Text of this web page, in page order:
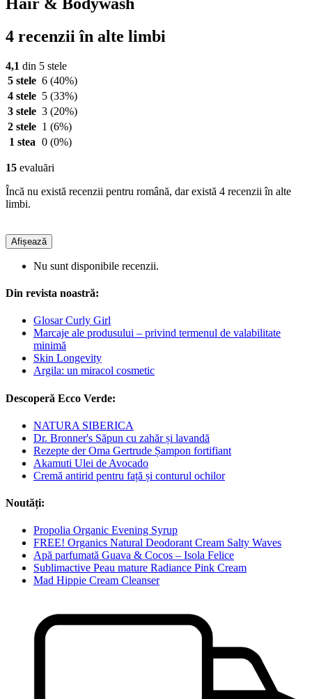
4 recenzii în alte limbi
4,1 din 5 stele
5 stele 6 (40%)
4 stele 5 (33%)
3 stele 3 (20%)
2 stele 1 (6%)
1 stea 0 (0%)
15 evaluări
Încă nu există recenzii pentru română, dar există 4 recenzii în alte
limbi.
Afișează
Nu sunt disponibile recenzii.
Din revista noastră:
Glosar Curly Girl
Marcaje ale produsului – privind termenul de valabilitate
minimă
Skin Longevity
Argila: un miracol cosmetic
Descoperă Ecco Verde:
NATURA SIBERICA
Dr. Bronner's Săpun cu zahăr și lavandă
Rezepte der Oma Gertrude Șampon fortifiant
Akamuti Ulei de Avocado
Cremă antirid pentru față și conturul ochilor
Noutăți:
Propolia Organic Evening Syrup
FREE! Organics Natural Deodorant Cream Salty Waves
Apă parfumată Guava & Cocos – Isola Felice
Sublimactive Peau mature Radiance Pink Cream
Mad Hippie Cream Cleanser